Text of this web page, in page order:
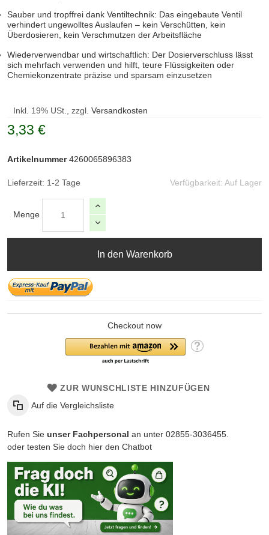
Sauber und tropffrei dank Ventiltechnik: Das eingebaute Ventil
verhindert ungewolltes Auslaufen – kein Verschütten, kein
Überdosieren, kein Verschmutzen der Arbeitsfläche
Wiederverwendbar und wirtschaftlich: Der Dosierverschluss lässt
sich mehrfach verwenden und hilft, teure Flüssigkeiten oder
Chemiekonzentrate präzise und sparsam einzusetzen
Inkl. 19% USt., zzgl. Versandkosten
3,33 €
Verfügbarkeit: Auf Lager
Artikelnummer 4260065896383
Lieferzeit: 1-2 Tage
Menge
In den Warenkorb
Checkout now
ZUR WUNSCHLISTE HINZUFÜGEN
Auf die Vergleichsliste
Rufen Sie unser Fachpersonal an unter 02855-3036455.
oder testen Sie doch hier den Chatbot